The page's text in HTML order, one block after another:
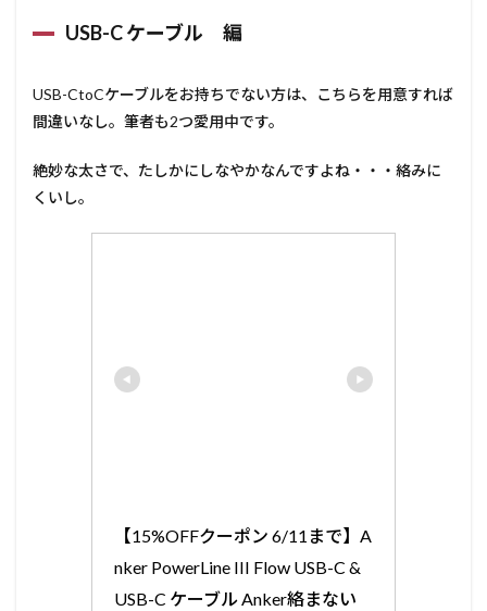
USB-C ケーブル 編
USB-CtoCケーブルをお持ちでない方は、こちらを用意すれば
間違いなし。筆者も2つ愛用中です。
絶妙な太さで、たしかにしなやかなんですよね・・・絡みに
くいし。
【15%OFFクーポン 6/11まで】A
nker PowerLine III Flow USB-C &
USB-C ケーブル Anker絡まない